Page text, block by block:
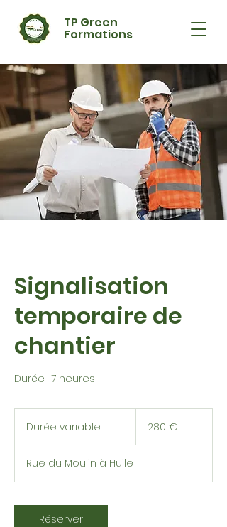
TP Green
Formations
Signalisation
temporaire de
chantier
Durée : 7 heures
Durée variable
é
e
a
280 €
Rue du Moulin à Huile
Réserver